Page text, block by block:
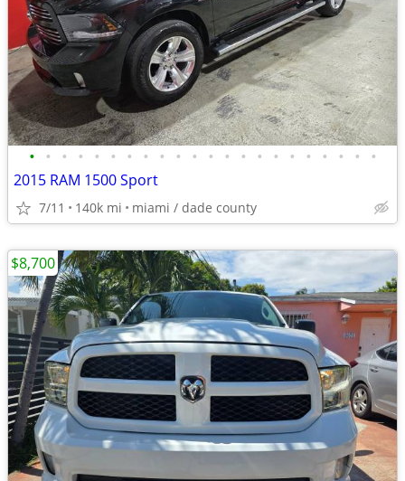
• • • • • • • • • • • • • • • • • • • • • •
2015 RAM 1500 Sport
7/11 140k mi miami / dade county
$8,700